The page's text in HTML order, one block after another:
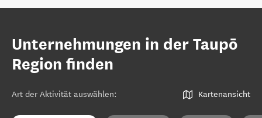
Unternehmungen in der Taupō
Region finden
Art der Aktivität auswählen: Kartenansicht